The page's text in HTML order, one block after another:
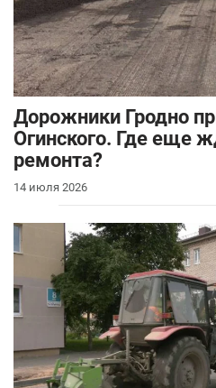
Дорожники Гродно
Огинского. Где еще
ремонта?
14 июля 2026